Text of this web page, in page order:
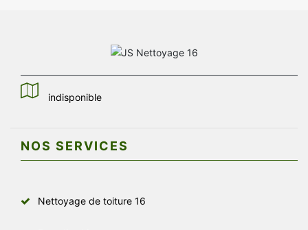
indisponible
NOS SERVICES
Nettoyage de toiture 16